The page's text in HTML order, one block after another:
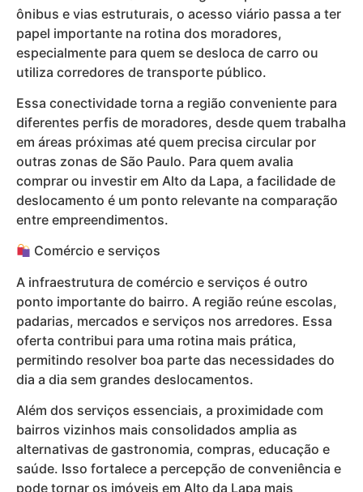
ônibus e vias estruturais, o acesso viário passa a ter
papel importante na rotina dos moradores,
especialmente para quem se desloca de carro ou
utiliza corredores de transporte público.
Essa conectividade torna a região conveniente para
diferentes perfis de moradores, desde quem trabalha
em áreas próximas até quem precisa circular por
outras zonas de São Paulo. Para quem avalia
comprar ou investir em Alto da Lapa, a facilidade de
deslocamento é um ponto relevante na comparação
entre empreendimentos.
Comércio e serviços
A infraestrutura de comércio e serviços é outro
ponto importante do bairro. A região reúne escolas,
padarias, mercados e serviços nos arredores. Essa
oferta contribui para uma rotina mais prática,
permitindo resolver boa parte das necessidades do
dia a dia sem grandes deslocamentos.
Além dos serviços essenciais, a proximidade com
bairros vizinhos mais consolidados amplia as
alternativas de gastronomia, compras, educação e
saúde. Isso fortalece a percepção de conveniência e
pode tornar os imóveis em Alto da Lapa mais